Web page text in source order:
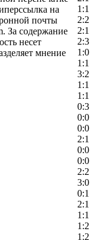
1:1
2:2
2:1
2:3
1:0
1:1
3:2
1:1
1:1
0:3
0:0
0:0
2:1
0:0
0:0
2:2
3:0
0:1
2:1
1:1
1:2
1:2
на
почты
За содержание
несет
мнение